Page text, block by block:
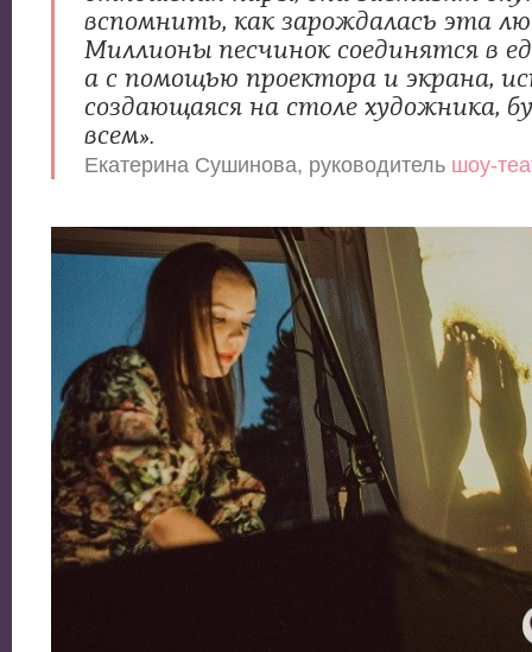
вспомнить, как зарождалась эта
Миллионы песчинок соединятся в
а с помощью проектора и экрана,
создающаяся на столе художника,
всем».
Екатерина Сушинова, руководитель шоу-